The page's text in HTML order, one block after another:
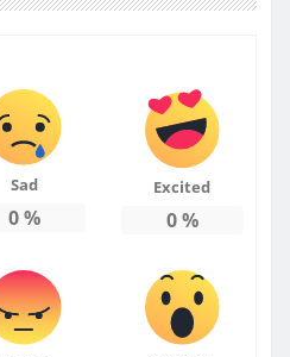
Sad
0%
Excited
0%